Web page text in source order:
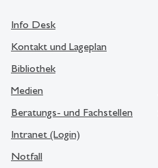
Info Desk
Kontakt und Lageplan
Bibliothek
Medien
Beratungs- und Fachstellen
Intranet (Login)
Notfall